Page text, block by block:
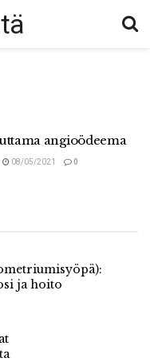
angioödeema
08/05/2021 0
ja hoito